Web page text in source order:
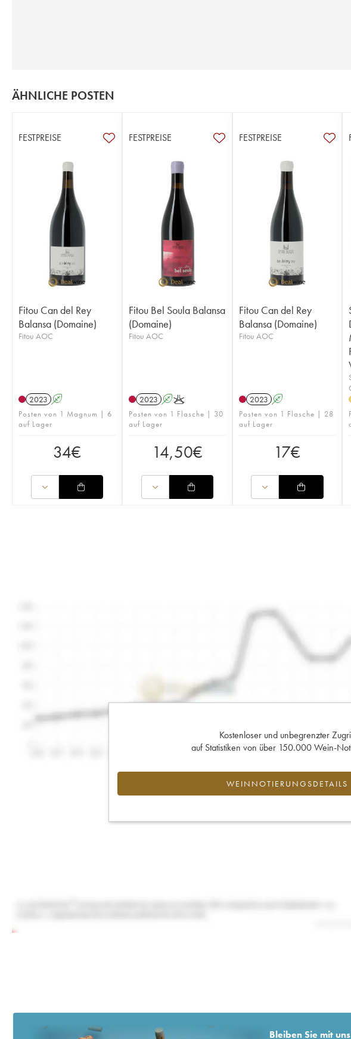
ÄHNLICHE POSTEN
FESTPREISE
Fitou Can del Rey
Balansa (Domaine)
Fitou AOC
2023 A
Posten von 1 Magnum | 6
auf Lager
34€
FESTPREISE
Fitou Bel Soula Balansa
(Domaine)
Fitou AOC
2023 AK
Posten von 1 Flasche | 30
auf Lager
14,50€
FESTPREISE
Fitou Can del Rey
Balansa (Domaine)
Fitou AOC
2023 A
Posten von 1 Flasche | 28
auf Lager
17€
Kostenloser und unbegrenzter
auf Statistiken von über 150.000 Wein-
WEINNOTIERUNGSDETAILS
Bleiben Sie mit